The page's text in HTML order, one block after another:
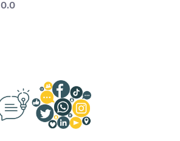
0.0La mitjana de les valoracions és de 0